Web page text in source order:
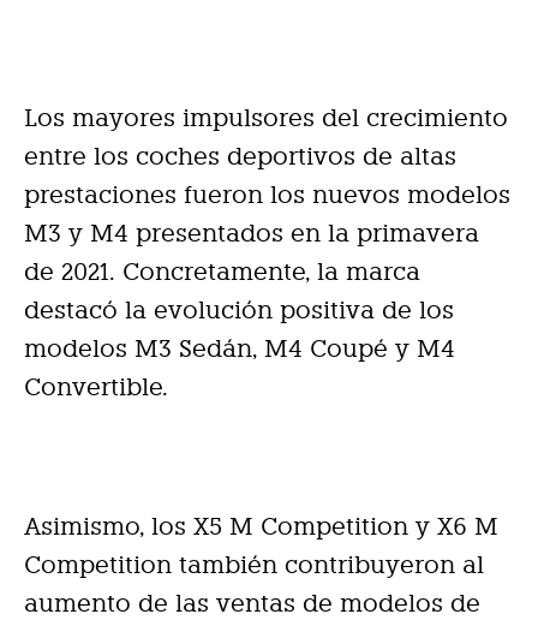
Los mayores impulsores del crecimiento
entre los coches deportivos de altas
prestaciones fueron los nuevos modelos
M3 y M4 presentados en la primavera
de 2021. Concretamente, la marca
destacó la evolución positiva de los
modelos M3 Sedán, M4 Coupé y M4
Convertible.
Asimismo, los X5 M Competition y X6 M
Competition también contribuyeron al
aumento de las ventas de modelos de